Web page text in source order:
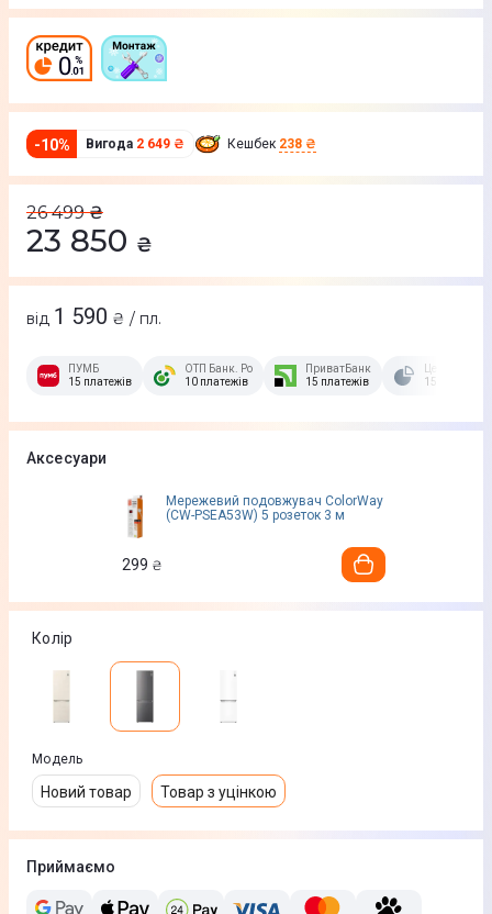
-10% Вигода 2 649 ₴ Кешбек 238 ₴
26 499 ₴
23 850 ₴
від 1 590 ₴ / пл.
ПУМБ
15 платежів
ОТП Банк. Розстрочка Скибочка.
10 платежів
ПриватБанк
15 платежів
15 платежів
Аксесуари
Мережевий подовжувач ColorWay
(CW-PSEA53W) 5 розеток 3 м
299 ₴
Колір
Модель
Новий товар Товар з уцінкою
Приймаємо